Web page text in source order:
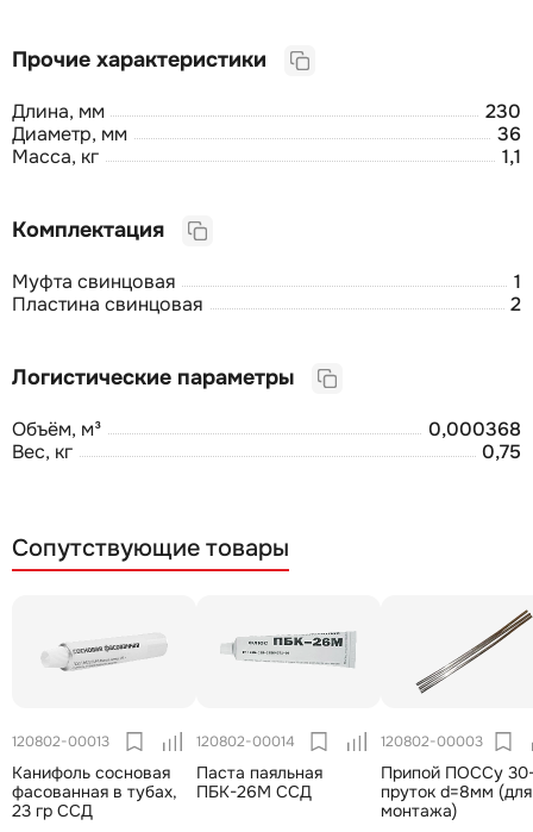
Прочие характеристики
Длина, мм
230
Диаметр, мм
36
Масса, кг
1,1
Комплектация
Муфта свинцовая
1
Пластина свинцовая
2
Логистические параметры
Объём, м³
0,000368
Вес, кг
0,75
Сопутствующие товары
120802-00013
Канифоль сосновая
фасованная в тубах,
23 гр ССД
120802-00014
Паста паяльная
ПБК-26М ССД
120802-00003
Припой ПОССу
пруток d=8мм (для
монтажа)